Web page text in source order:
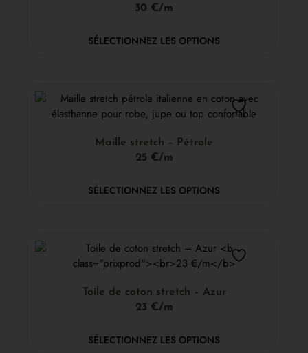
30 €/m
SÉLECTIONNEZ LES OPTIONS
Maille stretch – Pétrole
25 €/m
SÉLECTIONNEZ LES OPTIONS
Toile de coton stretch – Azur
23 €/m
SÉLECTIONNEZ LES OPTIONS